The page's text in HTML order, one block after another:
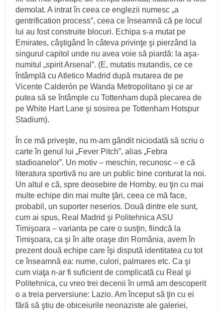
demolat. A intrat în ceea ce englezii numesc „a
gentrification process”, ceea ce înseamnă că pe locul
lui au fost construite blocuri. Echipa s-a mutat pe
Emirates, câştigând în câteva privinţe şi pierzând la
singurul capitol unde nu avea voie să piardă: la aşa-
numitul „spirit Arsenal”. (E, mutatis mutandis, ce ce
întâmplă cu Atletico Madrid după mutarea de pe
Vicente Calderón pe Wanda Metropolitano şi ce ar
putea să se întâmple cu Tottenham după plecarea de
pe White Hart Lane şi sosirea pe Tottenham Hotspur
Stadium).
În ce mă priveşte, nu m-am gândit niciodată să scriu o
carte în genul lui „Fever Pitch”, alias „Febra
stadioanelor”. Un motiv – meschin, recunosc – e că
literatura sportivă nu are un public bine conturat la noi.
Un altul e că, spre deosebire de Hornby, eu ţin cu mai
multe echipe din mai multe ţări, ceea ce mă face,
probabil, un suporter neserios. Două dintre ele sunt,
cum ai spus, Real Madrid şi Politehnica ASU
Timişoara – varianta pe care o susţin, fiindcă la
Timişoara, ca şi în alte oraşe din România, avem în
prezent două echipe care îşi dispută identitatea cu tot
ce înseamnă ea: nume, culori, palmares etc. Ca şi
cum viaţa n-ar fi suficient de complicată cu Real şi
Politehnica, cu vreo trei decenii în urmă am descoperit
o a treia perversiune: Lazio. Am început să ţin cu ei
fără să ştiu de obiceiurile neonaziste ale galeriei,